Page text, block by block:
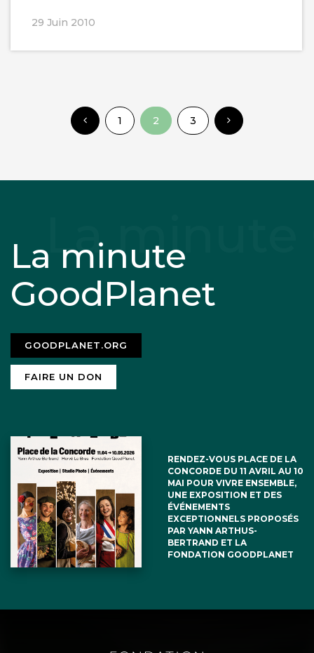
29 Juin 2010
1 2 3
La minute
GoodPlanet
GOODPLANET.ORG
FAIRE UN DON
RENDEZ-VOUS PLACE DE LA
CONCORDE DU 11 AVRIL AU 10
MAI POUR VIVRE ENSEMBLE,
UNE EXPOSITION ET DES
ÉVÉNEMENTS
EXCEPTIONNELS PROPOSÉS
PAR YANN ARTHUS-
BERTRAND ET LA
FONDATION GOODPLANET